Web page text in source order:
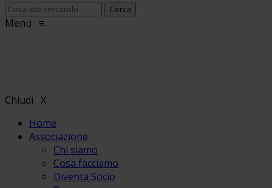
Menu ≡
Chiudi X
Home
Associazione
Chi siamo
Cosa facciamo
Diventa Socio